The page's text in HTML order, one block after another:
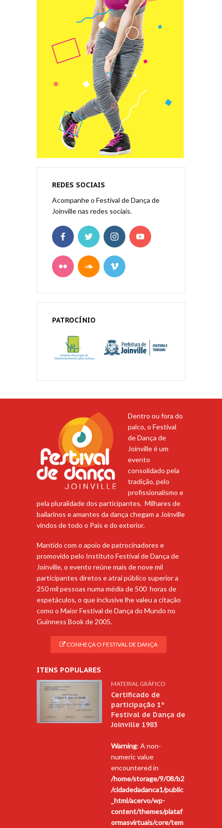
REDES SOCIAIS
Acompanhe o Festival de Dança de
Joinville nas redes sociais.
PATROCÍNIO
Dentro ou fora do
palco, o Festival
de Dança de
Joinville é um
evento
consolidado pela
tradição, pelo
profissionalismo e
pela pluralidade dos participantes. Milhares de
bailarinos e amantes da dança chegam a Joinville
vindos de todo o País e do exterior.
Mantido com o apoio de patrocinadores e
promovido pelo Instituto Festival de Dança de
Joinville, o evento reúne mais de nove mil
participantes diretos e atrai público superior a
250 mil pessoas numa média de 500 horas de
espetáculos, o que inclusive lhe valeu a citação
como o Maior Festival de Dança do Mundo no
Guinness Book de 2005.
CONHEÇA O FESTIVAL DE DANÇA
ITENS POPULARES
MATERIAL GRÁFICO
Certificado de
participação 1º
Festival de Dança de
Joinville 1983
Warning: A non-
numeric value
encountered in
/home/storage/9/08/b2
/cidadedadanca1/public
_html/acervo/wp-
content/themes/plataf
ormasvirtuais/core/tem